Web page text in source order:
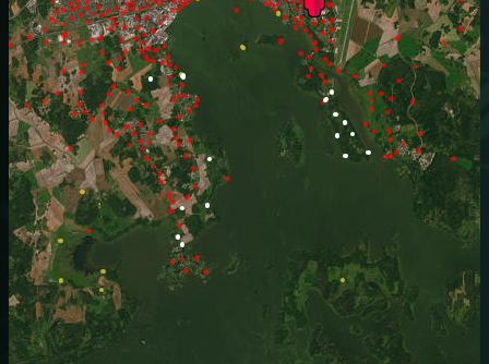
BirdHouse
+1
Västmanland
BjörnöBeach
Västmanland
Björnöborg
+3
Västmanland
BjörnöBrygga
Västmanland
BjörnöKalhygg
Västmanland
Fullerö
Västmanland
Grytlocket
Västmanland
Gångholmen
Västmanland
GömdIGrönska
Västmanland
HighPaw
Västmanland
Kärrkorset
Västmanland
LajvCastle
Västmanland
LajvInTheRaw
Västmanland
Lipsillen
Västmanland
ListaKärr
Västmanland
Mysteria
NuVänderDet
OldSkiJump